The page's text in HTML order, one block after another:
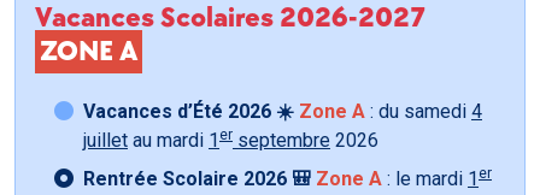
Vacances Scolaires 2026-2027
ZONE A
Vacances d’Été 2026 ☀️ Zone A : du samedi 4
juillet au mardi 1 er septembre 2026
Rentrée Scolaire 2026 🎒 Zone A : le mardi 1 er